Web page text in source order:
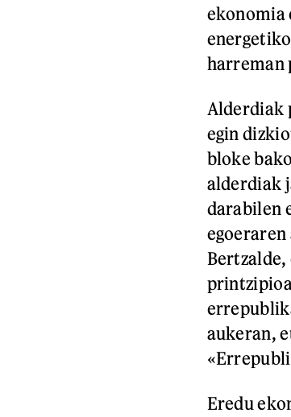
ekonomia
harreman
Alderdiak
egin
bloke
alderdiak
darabilen
aukeran,
Eredu